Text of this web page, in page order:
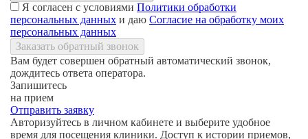
Я согласен с условиями Политики обработки
персональных данных и даю Согласие на обработку моих
персональных данных
Заказать обратный звонок
Вам будет совершен обратный автоматический звонок,
дождитесь ответа оператора.
Запишитесь
на прием
Отправить заявку
Авторизуйтесь в личном кабинете и выберите удобное
время для посещения клиники. Доступ к истории приемов,